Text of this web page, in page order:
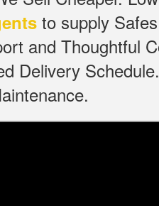
to supply
and Thoughtful
Delivery Schedule.